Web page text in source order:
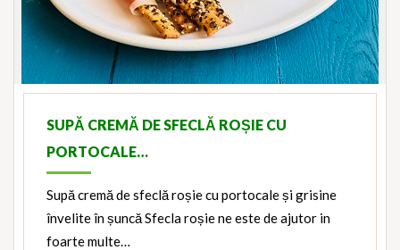
SUPĂ CREMĂ DE SFECLĂ ROȘIE CU
PORTOCALE…
Supă cremă de sfeclă roșie cu portocale și grisine
învelite în șuncă Sfecla roșie ne este de ajutor in
foarte multe…